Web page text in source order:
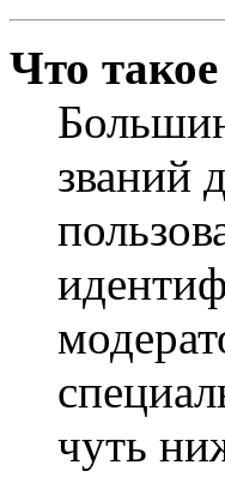
Что
званий
чуть